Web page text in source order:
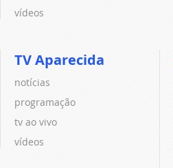
vídeos
TV Aparecida
notícias
programação
tv ao vivo
vídeos